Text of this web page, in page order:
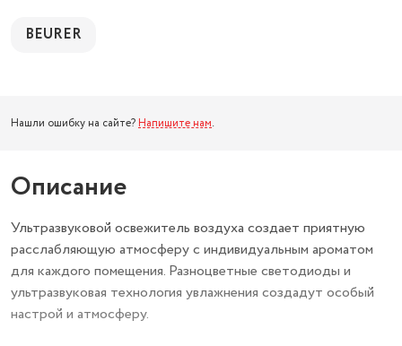
BEURER
Нашли ошибку на сайте? Напишите нам.
Описание
Ультразвуковой освежитель воздуха создает приятную
расслабляющую атмосферу с индивидуальным ароматом
для каждого помещения. Разноцветные светодиоды и
ультразвуковая технология увлажнения создадут особый
настрой и атмосферу.